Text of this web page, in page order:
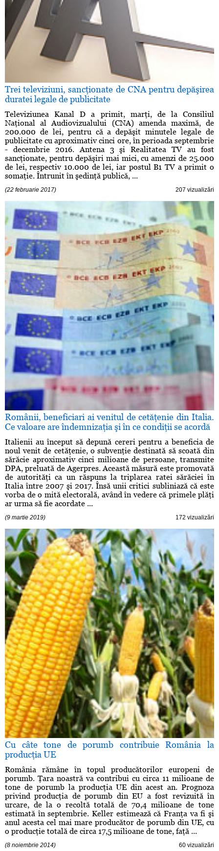
Trei televiziuni, sancţionate de CNA pentru depăşirea
duratei legale de publicitate
Televiziunea Kanal D a primit, marţi, de la Consiliul
Naţional al Audiovizualului (CNA) amenda maximă, de
200.000 de lei, pentru că a depăşit minutele legale de
publicitate cu aproximativ cinci ore, în perioada septembrie
- decembrie 2016. Antena 3 şi Realitatea TV au fost
sancţionate, pentru depăşiri mai mici, cu amenzi de 25.000
de lei, respectiv 10.000 de lei, iar postul B1 TV a primit o
somaţie. Întrunit în şedinţă publică, ...
(22 februarie 2017) 207 vizualizări
Românii, beneficiari ai venitul de cetăţenie din Italia.
Ce valoare are îndemnizaţia şi în ce condiţii se acordă
Italienii au început să depună cereri pentru a beneficia de
noul venit de cetăţenie, o subvenţie destinată să scoată din
sărăcie aproximativ cinci milioane de persoane, transmite
DPA, preluată de Agerpres. Această măsură este promovată
de autorităţi ca un răspuns la triplarea ratei sărăciei în
Italia între 2007 şi 2017. Însă unii critici subliniază că este
vorba de o mită electorală, având în vedere că primele plăţi
ar urma să fie acordate ...
(9 martie 2019) 172 vizualizări
Cu câte tone de porumb contribuie România la
producţia UE
România rămâne în topul producătorilor europeni de
porumb. Ţara noastră va contribui cu circa 11 milioane de
tone de porumb la producţia UE din acest an. Prognoza
privind producţia de porumb din EU a fost revizuită în
urcare, de la o recoltă totală de 70,4 milioane de tone
estimată în septembrie. Keller estimează că Franţa va fi şi
anul acesta cel mai mare producător de porumb din UE, cu
o producţie totală de circa 17,5 milioane de tone, faţă ...
(8 noiembrie 2014) 60 vizualizări